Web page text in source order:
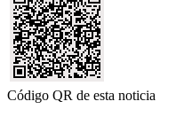
Código QR de esta noticia